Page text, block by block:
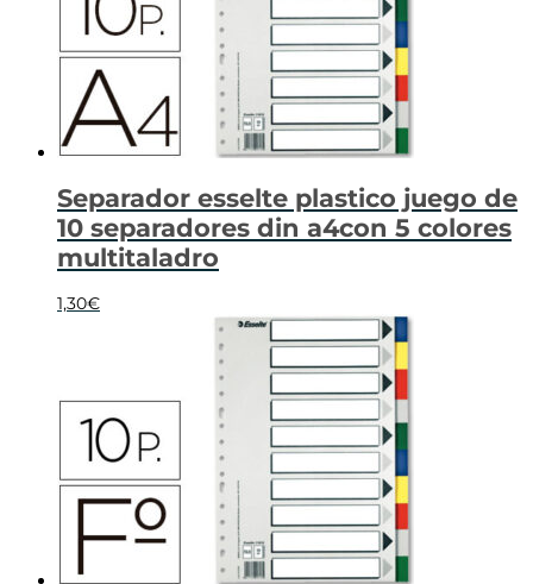
Separador esselte plastico juego de
10 separadores din a4con 5 colores
multitaladro
1,30€